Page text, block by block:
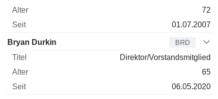
72
01.07.2007
Bryan Durkin BRD
Direktor/Vorstandsmitglied
65
06.05.2020